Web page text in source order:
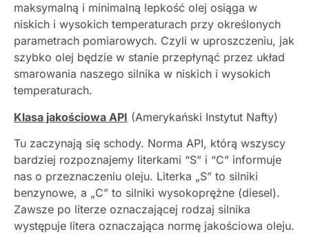
maksymalną i minimalną lepkość olej osiąga w
niskich i wysokich temperaturach przy określonych
parametrach pomiarowych. Czyli w uproszczeniu, jak
szybko olej będzie w stanie przepłynąć przez układ
smarowania naszego silnika w niskich i wysokich
temperaturach.
Klasa jakościowa API (Amerykański Instytut Nafty)
Tu zaczynają się schody. Norma API, którą wszyscy
bardziej rozpoznajemy literkami “S” i “C” informuje
nas o przeznaczeniu oleju. Literka „S” to silniki
benzynowe, a „C” to silniki wysokoprężne (diesel).
Zawsze po literze oznaczającej rodzaj silnika
występuje litera oznaczająca normę jakościowa oleju.